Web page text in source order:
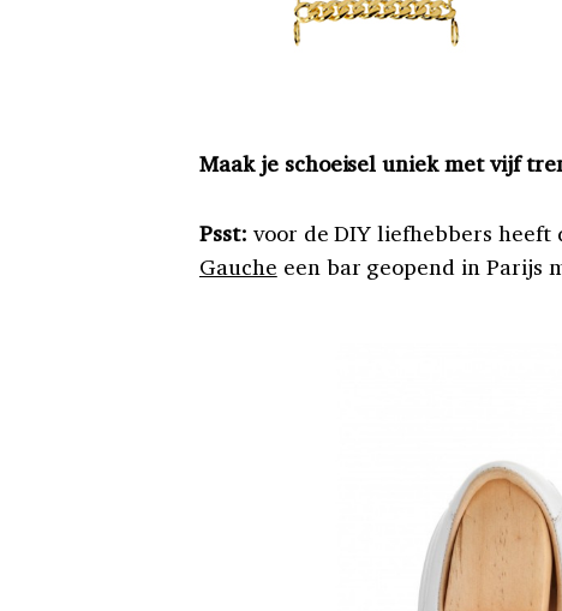
Maak je schoeisel uniek met vijf
Psst: voor de DIY liefhebbers heeft
Gauche een bar geopend in Parijs